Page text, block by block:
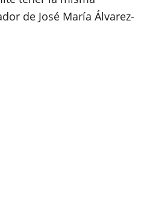
de José María Álvarez-